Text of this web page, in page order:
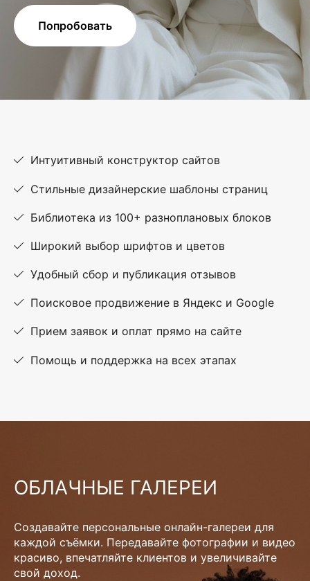
Попробовать
Интуитивный конструктор сайтов
Стильные дизайнерские шаблоны страниц
Библиотека из 100+ разноплановых блоков
Широкий выбор шрифтов и цветов
Удобный сбор и публикация отзывов
Поисковое продвижение в Яндекс и Google
Прием заявок и оплат прямо на сайте
Помощь и поддержка на всех этапах
ОБЛАЧНЫЕ ГАЛЕРЕИ
Создавайте персональные онлайн-галереи для
каждой съёмки. Передавайте фотографии и видео
красиво, впечатляйте клиентов и увеличивайте
свой доход.